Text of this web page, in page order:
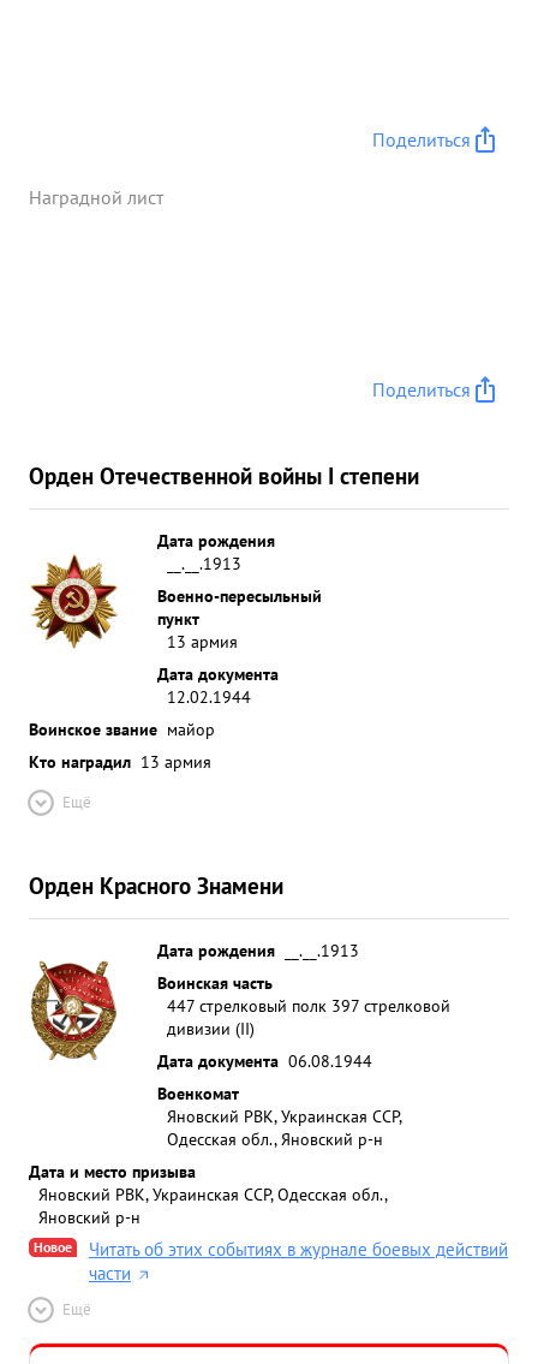
Поделиться
Наградной лист
Поделиться
Орден Отечественной войны I степени
Дата рождения
__.__.1913
Военно-пересыльный
пункт
13 армия
Дата документа
12.02.1944
Воинское звание майор
Кто наградил 13 армия
Ещё
Орден Красного Знамени
Дата рождения
__.__.1913
Воинская часть
447 стрелковый полк 397 стрелковой
дивизии (II)
Дата документа 06.08.1944
Военкомат
Яновский РВК, Украинская ССР,
Одесская обл., Яновский р-н
Дата и место призыва
Яновский РВК, Украинская ССР, Одесская обл.,
Яновский р-н
Новое
Читать об этих событиях в журнале боевых действий
части
Ещё